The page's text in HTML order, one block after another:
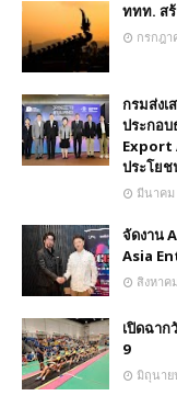
ททท. สร้
กรกฎา
กรมส่งเ
ประกอบ
Export
ประโย
มีนาคม
จัดงาน
Asia
สิงหาค
เปิดฉาก
9
มิถุนาย